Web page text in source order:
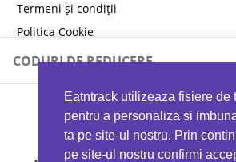
Eatntrack utilizeaza fisiere de
pentru a personaliza si
ta pe site-ul nostru. Prin
pe site-ul nostru confirmi
Termeni și condiții
Politica Cookie
Politica de confidențialitate
CODURI DE REDUCERE